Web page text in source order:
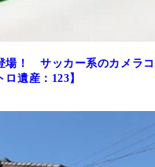
場！ サッカー系のカメラコ
遺産：123】